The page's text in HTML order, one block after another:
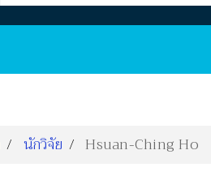
นักวิจัย Hsuan-Ching Ho